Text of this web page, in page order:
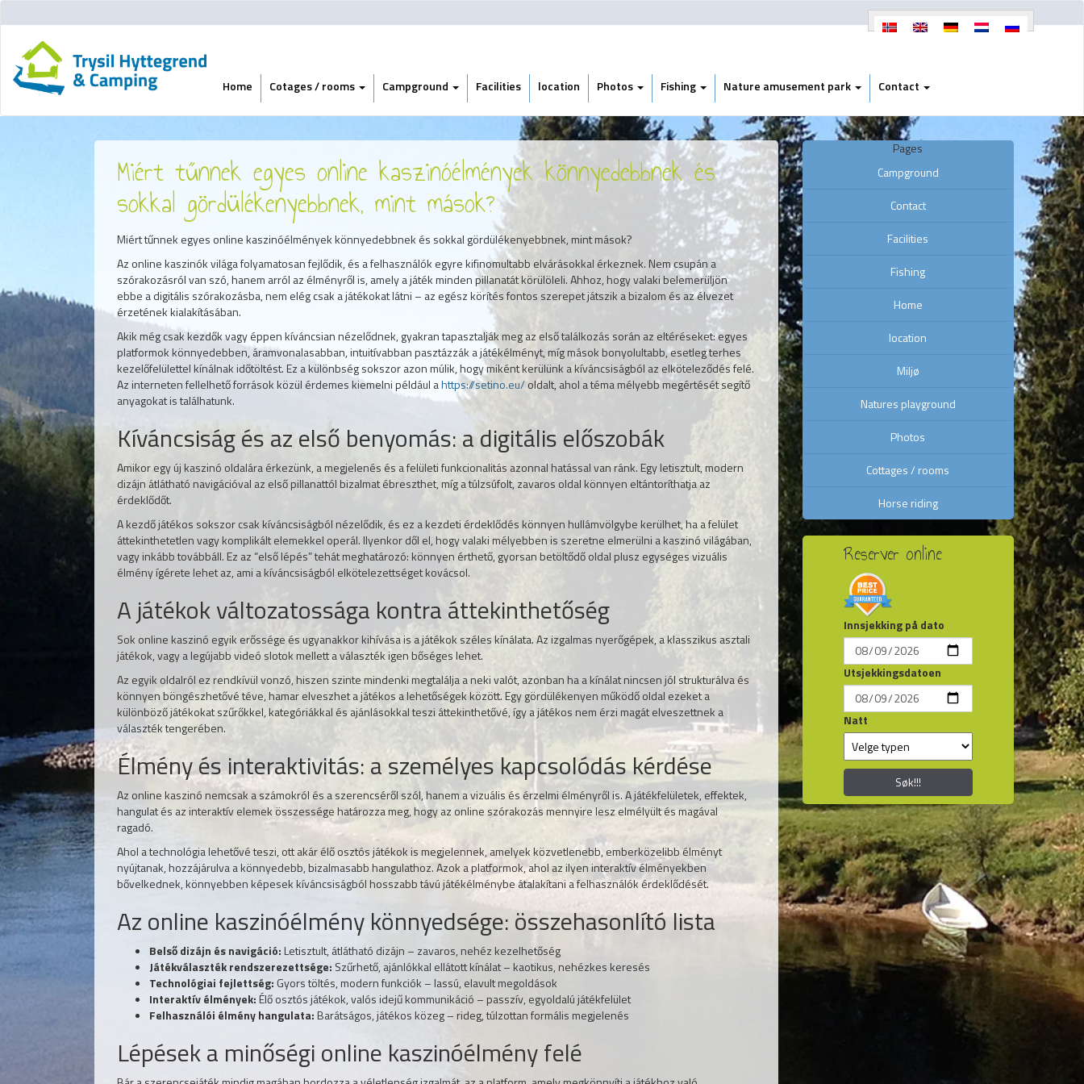
Home Cotages / rooms Campground Facilities location Photos Fishing Nature amusement park Contact
Miért tűnnek egyes online kaszinóélmények könnyedebbnek és
sokkal gördülékenyebbnek, mint mások?
Miért tűnnek egyes online kaszinóélmények könnyedebbnek és sokkal gördülékenyebbnek, mint mások?
Az online kaszinók világa folyamatosan fejlődik, és a felhasználók egyre kifinomultabb elvárásokkal érkeznek. Nem csupán a
szórakozásról van szó, hanem arról az élményről is, amely a játék minden pillanatát körülöleli. Ahhoz, hogy valaki belemerüljön
ebbe a digitális szórakozásba, nem elég csak a játékokat látni – az egész körítés fontos szerepet játszik a bizalom és az élvezet
érzetének kialakításában.
Akik még csak kezdők vagy éppen kíváncsian nézelődnek, gyakran tapasztalják meg az első találkozás során az eltéréseket: egyes
platformok könnyedebben, áramvonalasabban, intuitívabban pasztázzák a játékélményt, míg mások bonyolultabb, esetleg terhes
kezelőfelülettel kínálnak időtöltést. Ez a különbség sokszor azon múlik, hogy miként kerülünk a kíváncsiságból az elköteleződés felé.
Az interneten fellelhető források közül érdemes kiemelni például ahttps://setino.eu/oldalt, ahol a téma mélyebb megértését segítő
anyagokat is találhatunk.
Kíváncsiság és az első benyomás: a digitális előszobák
Amikor egy új kaszinó oldalára érkezünk, a megjelenés és a felületi funkcionalitás azonnal hatással van ránk. Egy letisztult, modern
dizájn átlátható navigációval az első pillanattól bizalmat ébreszthet, míg a túlzsúfolt, zavaros oldal könnyen eltántoríthatja az
érdeklődőt.
A kezdő játékos sokszor csak kíváncsiságból nézelődik, és ez a kezdeti érdeklődés könnyen hullámvölgybe kerülhet, ha a felület
áttekinthetetlen vagy komplikált elemekkel operál. Ilyenkor dől el, hogy valaki mélyebben is szeretne elmerülni a kaszinó világában,
vagy inkább továbbáll. Ez az “első lépés” tehát meghatározó: könnyen érthető, gyorsan betöltődő oldal plusz egységes vizuális
élmény ígérete lehet az, ami a kíváncsiságból elkötelezettséget kovácsol.
A játékok változatossága kontra áttekinthetőség
Sok online kaszinó egyik erőssége és ugyanakkor kihívása is a játékok széles kínálata. Az izgalmas nyerőgépek, a klasszikus asztali
játékok, vagy a legújabb videó slotok mellett a választék igen bőséges lehet.
Az egyik oldalról ez rendkívül vonzó, hiszen szinte mindenki megtalálja a neki valót, azonban ha a kínálat nincsen jól strukturálva és
könnyen böngészhetővé téve, hamar elveszhet a játékos a lehetőségek között. Egy gördülékenyen működő oldal ezeket a
különböző játékokat szűrőkkel, kategóriákkal és ajánlásokkal teszi áttekinthetővé, így a játékos nem érzi magát elveszettnek a
választék tengerében.
Élmény és interaktivitás: a személyes kapcsolódás kérdése
Az online kaszinó nemcsak a számokról és a szerencséről szól, hanem a vizuális és érzelmi élményről is. A játékfelületek, effektek,
hangulat és az interaktív elemek összessége határozza meg, hogy az online szórakozás mennyire lesz elmélyült és magával
ragadó.
Ahol a technológia lehetővé teszi, ott akár élő osztós játékok is megjelennek, amelyek közvetlenebb, emberközelibb élményt
nyújtanak, hozzájárulva a könnyedebb, bizalmasabb hangulathoz. Azok a platformok, ahol az ilyen interaktív élményekben
bővelkednek, könnyebben képesek kíváncsiságból hosszabb távú játékélménybe átalakítani a felhasználók érdeklődését.
Az online kaszinóélmény könnyedsége: összehasonlító lista
Belső dizájn és navigáció:Letisztult, átlátható dizájn – zavaros, nehéz kezelhetőség
Játékválaszték rendszerezettsége: Szűrhető, ajánlókkal ellátott kínálat – kaotikus, nehézkes keresés
Technológiai fejlettség: Gyors töltés, modern funkciók – lassú, elavult megoldások
Interaktív élmények:Élő osztós játékok, valós idejű kommunikáció – passzív, egyoldalú játékfelület
Felhasználói élmény hangulata:Barátságos, játékos közeg – rideg, túlzottan formális megjelenés
Lépések a minőségi online kaszinóélmény felé
Pages
Campground
Contact
Facilities
Fishing
Home
location
Miljø
Natures playground
Photos
Cottages / rooms
Horse riding
Reserver online
Innsjekking på dato
Utsjekkingsdatoen
Natt
Søk!!!